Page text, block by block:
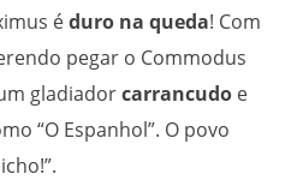
éduro na queda! Com
pegar o Commodus
gladiadorcarrancudo e
“O Espanhol”. O povo
.